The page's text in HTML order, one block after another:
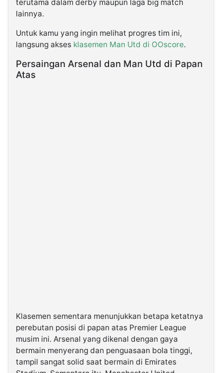
terutama dalam derby maupun laga big match
lainnya.
Untuk kamu yang ingin melihat progres tim ini,
langsung akses klasemen Man Utd di OOscore.
Persaingan Arsenal dan Man Utd di Papan
Atas
Klasemen sementara menunjukkan betapa ketatnya
perebutan posisi di papan atas Premier League
musim ini. Arsenal yang dikenal dengan gaya
bermain menyerang dan penguasaan bola tinggi,
tampil sangat solid saat bermain di Emirates